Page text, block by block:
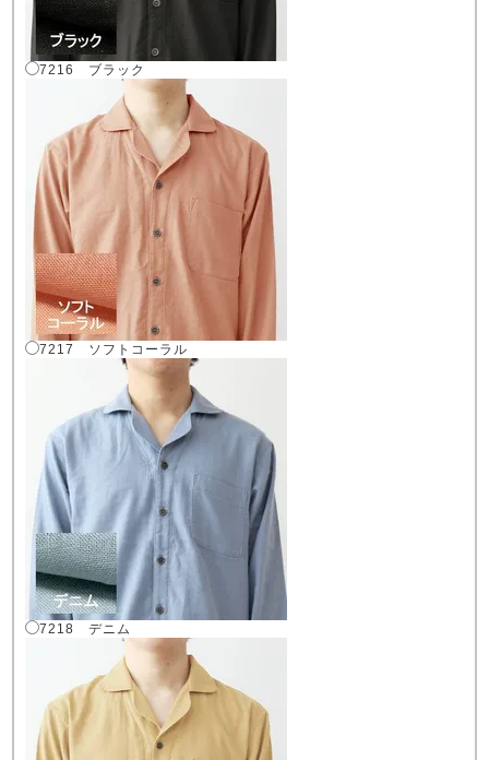
7216 ブラック
7217 ソフトコーラル
7218 デニム